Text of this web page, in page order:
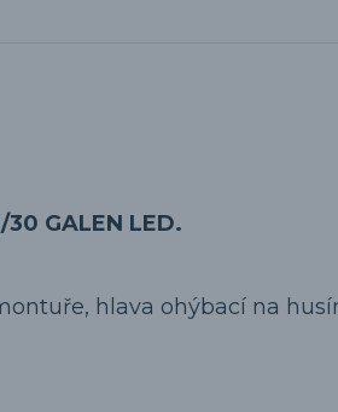
GALEN LED.
hlava ohýbací na